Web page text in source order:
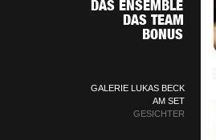
GALERIE LUKAS BECK
AM SET
GESICHTER